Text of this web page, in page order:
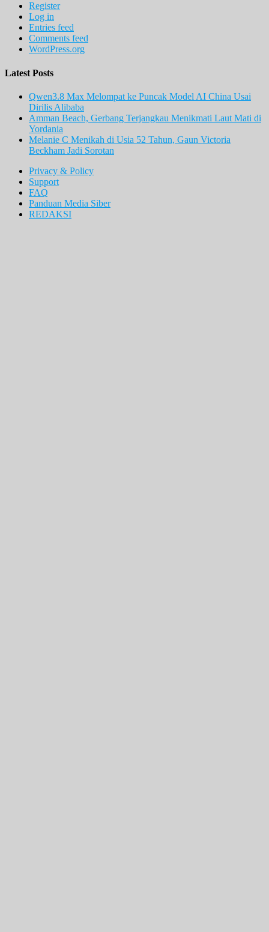
Register
Log in
Entries feed
Comments feed
WordPress.org
Latest Posts
Qwen3.8 Max Melompat ke Puncak Model AI China Usai
Dirilis Alibaba
Amman Beach, Gerbang Terjangkau Menikmati Laut Mati di
Yordania
Melanie C Menikah di Usia 52 Tahun, Gaun Victoria
Beckham Jadi Sorotan
Privacy & Policy
Support
FAQ
Panduan Media Siber
REDAKSI